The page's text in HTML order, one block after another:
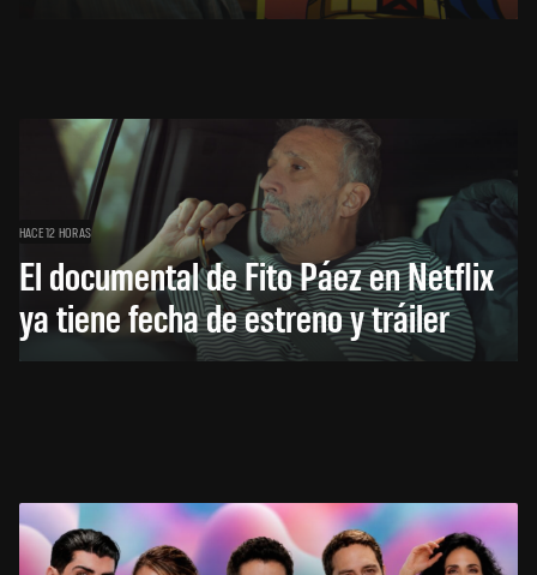
HACE 12 HORAS
El documental de Fito Páez en Netflix
ya tiene fecha de estreno y tráiler